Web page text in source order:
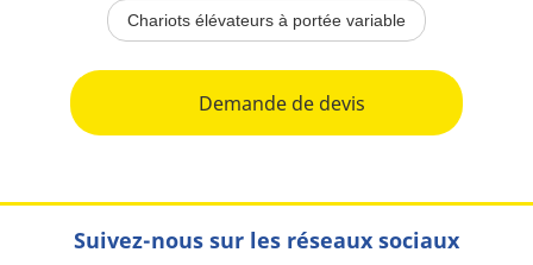
Chariots élévateurs à portée variable
Demande de devis
Suivez-nous sur les réseaux sociaux